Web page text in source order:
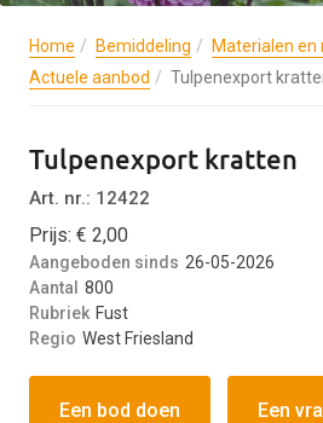
Home Bemiddeling
Materialen en
Actuele aanbod
Tulpenexport
Tulpenexport kratten
Art. nr.: 12422
Prijs: € 2,00
Aangeboden sinds 26-05-2026
Aantal
800
Rubriek Fust
Regio West Friesland
Een bod doen Een